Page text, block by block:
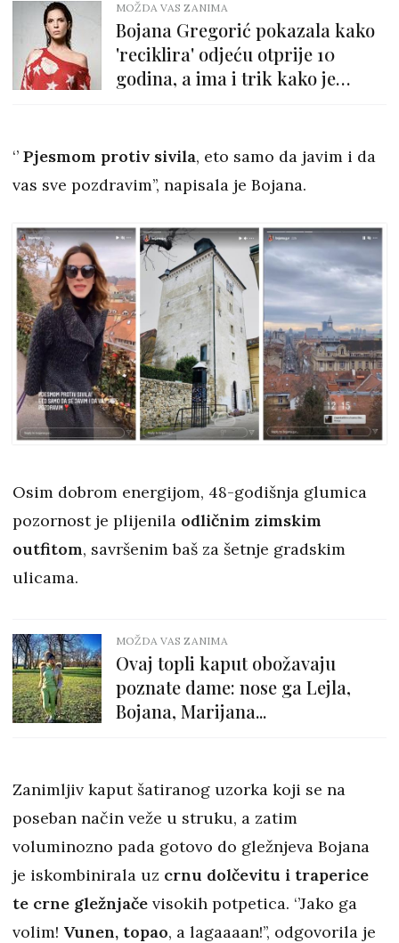
MOŽDA VAS ZANIMA
Bojana Gregorić pokazala kako
'reciklira' odjeću otprije 10
godina, a ima i trik kako je
‘’ Pjesmom protiv sivila, eto samo da javim i da
vas sve pozdravim’’, napisala je Bojana.
Osim dobrom energijom, 48-godišnja glumica
pozornost je plijenila odličnim zimskim
outfitom, savršenim baš za šetnje gradskim
ulicama.
MOŽDA VAS ZANIMA
Ovaj topli kaput obožavaju
poznate dame: nose ga Lejla,
Bojana, Marijana...
Zanimljiv kaput šatiranog uzorka koji se na
poseban način veže u struku, a zatim
voluminozno pada gotovo do gležnjeva Bojana
je iskombinirala uz crnu dolčevitu i traperice
te crne gležnjače visokih potpetica. ‘’Jako ga
volim! Vunen, topao, a lagaaaan!’’, odgovorila je